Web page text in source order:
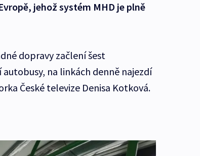
jehož systém MHD je plně
dopravy začlení šest
na linkách denně najezdí
České televize Denisa Kotková.